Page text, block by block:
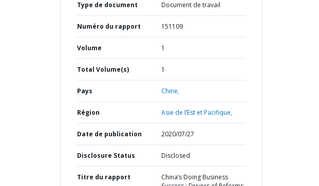
Type de document Document de travail
Numéro du rapport 151109
Volume 1
Total Volume(s) 1
Pays Chine,
Région Asie de l’Est et Pacifique,
Date de publication 2020/07/27
Disclosure Status Disclosed
Titre du rapport
China’s Doing Business